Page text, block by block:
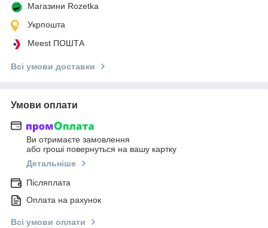
Магазини Rozetka
Укрпошта
Meest ПОШТА
Всі умови доставки
Умови оплати
Ви отримаєте замовлення
або гроші повернуться на вашу картку
Детальніше
Післяплата
Оплата на рахунок
Всі умови оплати